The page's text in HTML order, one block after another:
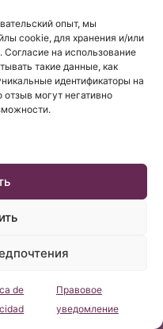
опыт, мы
cookie, для хранения и/или
на использование
такие данные, как
идентификаторы на
отзыв могут негативно
de
Правовое
уведомление